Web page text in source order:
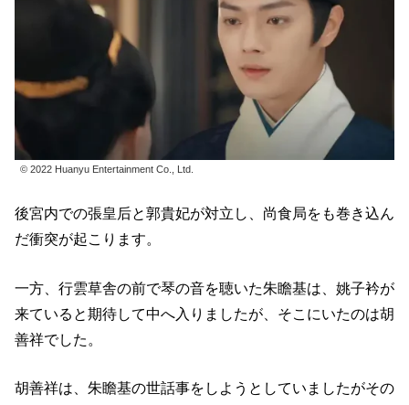
© 2022 Huanyu Entertainment Co., Ltd.
後宮内での張皇后と郭貴妃が対立し、尚食局をも巻き込ん
だ衝突が起こります。
一方、行雲草舎の前で琴の音を聴いた朱瞻基は、姚子衿が
来ていると期待して中へ入りましたが、そこにいたのは胡
善祥でした。
胡善祥は、朱瞻基の世話事をしようとしていましたがその